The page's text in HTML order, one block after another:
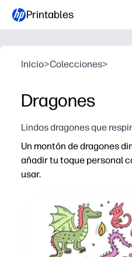
Printables
Inicio>Colecciones>
Dragones
Lindos dragones que
Un montón de dragones
añadir tu toque personal
usar.
Colorea para imprimir
Muchos minidragones
Fomenta la
Uso versátil: convierte